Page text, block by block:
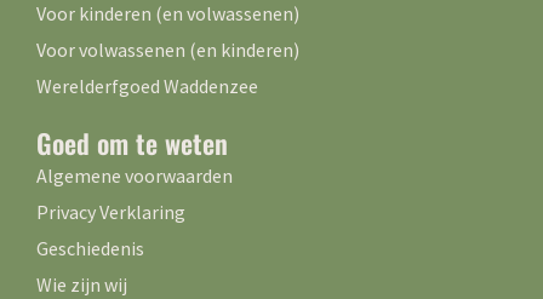
Voor kinderen (en volwassenen)
Voor volwassenen (en kinderen)
Werelderfgoed Waddenzee
Goed om te weten
Algemene voorwaarden
Privacy Verklaring
Geschiedenis
Wie zijn wij